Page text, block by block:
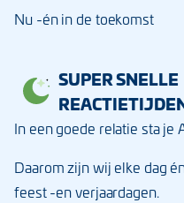
Nu -én in de toekomst
SUPER SNELLE
In een goede relatie sta je
Daarom zijn wij elke dag
feest -en verjaardagen.